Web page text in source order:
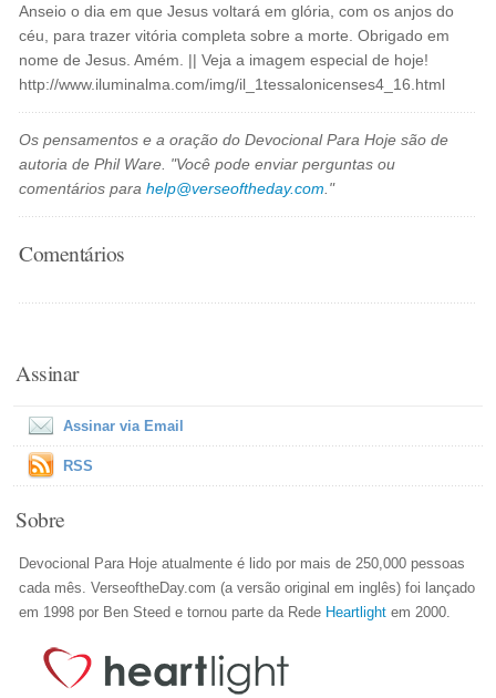
Anseio o dia em que Jesus voltará em glória, com os anjos do
céu, para trazer vitória completa sobre a morte. Obrigado em
nome de Jesus. Amém. || Veja a imagem especial de hoje!
http://www.iluminalma.com/img/il_1tessalonicenses4_16.html
Os pensamentos e a oração do Devocional Para Hoje são de
autoria de Phil Ware. "Você pode enviar perguntas ou
comentários parahelp@verseoftheday.com ."
Comentários
Assinar
Assinar via Email
RSS
Sobre
Devocional Para Hoje atualmente é lido por mais de 250,000 pessoas
cada mês. VerseoftheDay.com (a versão original em inglês) foi lançado
em 1998 por Ben Steed e tornou parte da Rede Heartlight em 2000.